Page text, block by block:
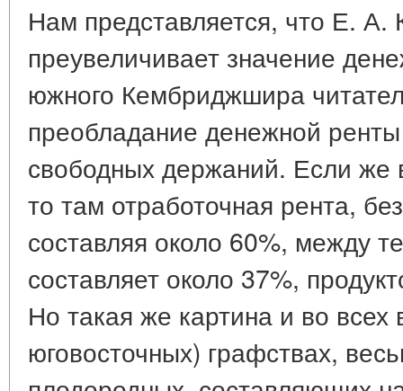
Нам представляется, что Е. А.
преувеличивает значение
южного Кембриджшира
преобладание денежной
свободных держаний. Если же
то там отработочная рента,
составляя около 60%, между
составляет около 37%,
Но такая же картина и во всех
юговосточных) графствах,